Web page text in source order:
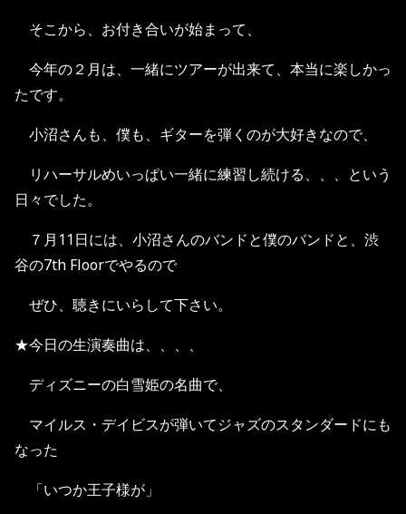
そこから、お付き合いが始まって、
今年の２月は、一緒にツアーが出来て、本当に楽しかっ
たです。
小沼さんも、僕も、ギターを弾くのが大好きなので、
リハーサルめいっぱい一緒に練習し続ける、、、という
日々でした。
７月11日には、小沼さんのバンドと僕のバンドと、渋
谷の7th Floorでやるので
ぜひ、聴きにいらして下さい。
★今日の生演奏曲は、、、、
ディズニーの白雪姫の名曲で、
マイルス・デイビスが弾いてジャズのスタンダードにも
なった
「いつか王子様が」